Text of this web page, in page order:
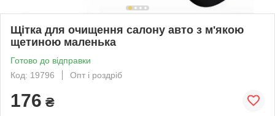
Щітка для очищення салону авто з м'якою
щетиною маленька
Готово до відправки
Код: 19796
Опт і роздріб
176 ₴